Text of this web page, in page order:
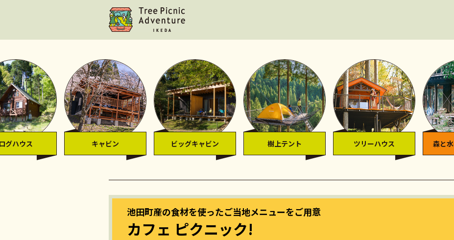
グハウス キャビン ビッグキャビン 樹上テント ツリーハウス 森と
池田町産の食材を使ったご当地メニューをご用意
カフェ ピクニック!